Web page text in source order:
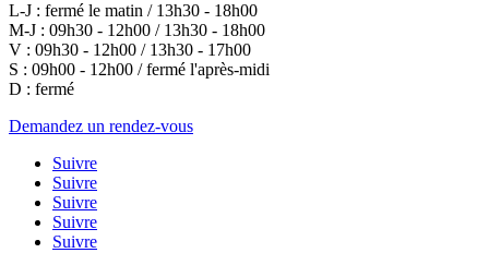
L-J : fermé le matin / 13h30 - 18h00
M-J : 09h30 - 12h00 / 13h30 - 18h00
V : 09h30 - 12h00 / 13h30 - 17h00
S : 09h00 - 12h00 / fermé l'après-midi
D : fermé
Demandez un rendez-vous
Suivre
Suivre
Suivre
Suivre
Suivre